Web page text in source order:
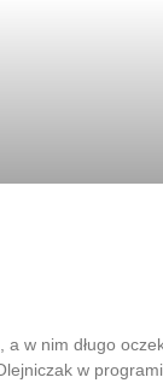
w nim długo
w